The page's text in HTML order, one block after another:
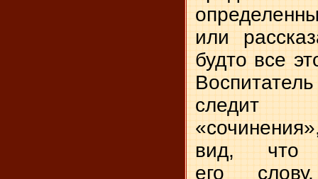
или
будто все
следит
вид, что
его